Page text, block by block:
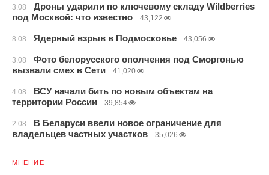
3.08
Дроны ударили по ключевому складу Wildberries
под Москвой: что известно
43,122
8.08 Ядерный взрыв в Подмосковье 43,056
3.08
Фото белорусского ополчения под Сморгонью
вызвали смех в Сети
41,020
4.08
ВСУ начали бить по новым объектам на
территории России
39,854
2.08
В Беларуси ввели новое ограничение для
владельцев частных участков
35,026
МНЕНИЕ